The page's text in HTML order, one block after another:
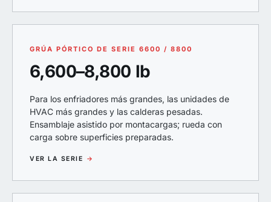
GRÚA PÓRTICO DE SERIE 6600 / 8800
6,600–8,800 lb
Para los enfriadores más grandes, las unidades de
HVAC más grandes y las calderas pesadas.
Ensamblaje asistido por montacargas; rueda con
carga sobre superficies preparadas.
VER LA SERIE →